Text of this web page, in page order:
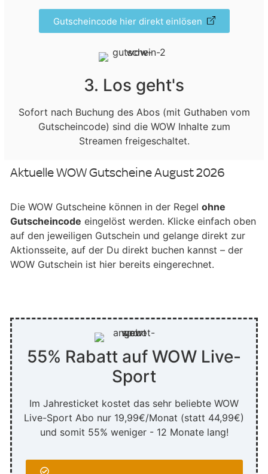
Gutscheincode hier direkt einlösen
3. Los geht's
Sofort nach Buchung des Abos (mit Guthaben vom
Gutscheincode) sind die WOW Inhalte zum
Streamen freigeschaltet.
Aktuelle WOW Gutscheine August 2026
Die WOW Gutscheine können in der Regel ohne
Gutscheincode eingelöst werden. Klicke einfach oben
auf den jeweiligen Gutschein und gelange direkt zur
Aktionsseite, auf der Du direkt buchen kannst – der
WOW Gutschein ist hier bereits eingerechnet.
55% Rabatt auf WOW Live-
Sport
Im Jahresticket kostet das sehr beliebte WOW
Live-Sport Abo nur 19,99€/Monat (statt 44,99€)
und somit 55% weniger - 12 Monate lang!